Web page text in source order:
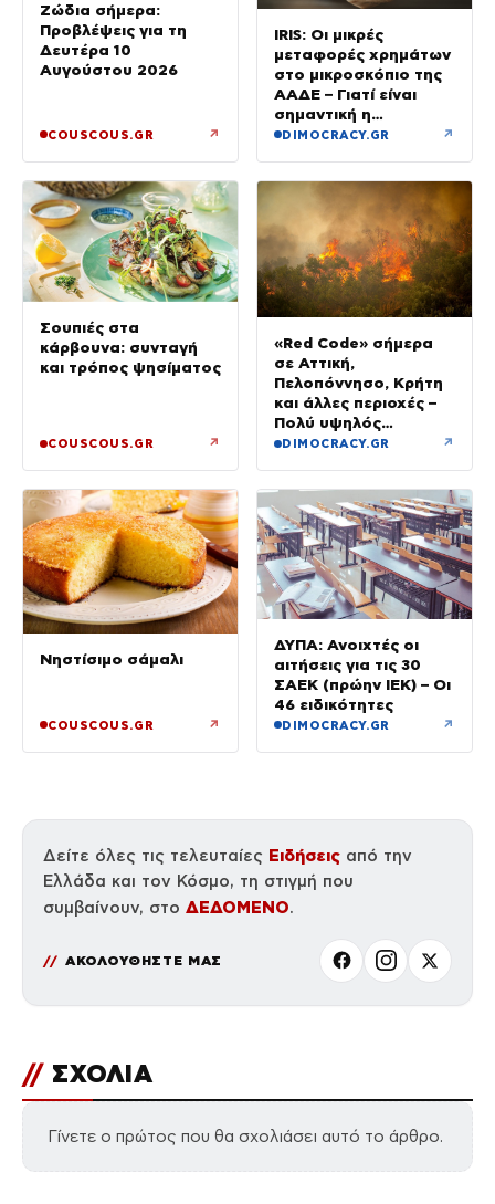
Ζώδια σήμερα:
Προβλέψεις για τη
Δευτέρα 10
Αυγούστου 2026
COUSCOUS.GR ↗
IRIS: Οι μικρές
μεταφορές χρημάτων
στο μικροσκόπιο της
ΑΑΔΕ – Γιατί είναι
σημαντική η
αιτιολογία
DIMOCRACY.GR ↗
Σουπιές στα
κάρβουνα: συνταγή
και τρόπος ψησίματος
COUSCOUS.GR ↗
«Red Code» σήμερα
σε Αττική,
Πελοπόννησο, Κρήτη
και άλλες περιοχές –
Πολύ υψηλός
κίνδυνος πυρκαγιάς
DIMOCRACY.GR ↗
Νηστίσιμο σάμαλι
COUSCOUS.GR ↗
ΔΥΠΑ: Ανοιχτές οι
αιτήσεις για τις 30
ΣΑΕΚ (πρώην ΙΕΚ) – Οι
46 ειδικότητες
DIMOCRACY.GR ↗
Δείτε όλες τις τελευταίες Ειδήσεις από την
Ελλάδα και τον Κόσμο, τη στιγμή που
συμβαίνουν, στο ΔΕΔΟΜΕΝΟ.
ΑΚΟΛΟΥΘΗΣΤΕ ΜΑΣ
// ΣΧΟΛΙΑ
Γίνετε ο πρώτος που θα σχολιάσει αυτό το άρθρο.